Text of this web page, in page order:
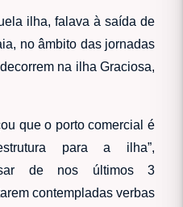
ilha, falava à saída de
no âmbito das jornadas
na ilha Graciosa,
que o porto comercial é
para a ilha”,
de nos últimos 3
contempladas verbas